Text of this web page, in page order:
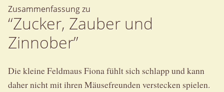
Zusammenfassung zu
“Zucker, Zauber und
Zinnober”
Die kleine Feldmaus Fiona fühlt sich schlapp und kann
daher nicht mit ihren Mäusefreunden verstecken spielen.